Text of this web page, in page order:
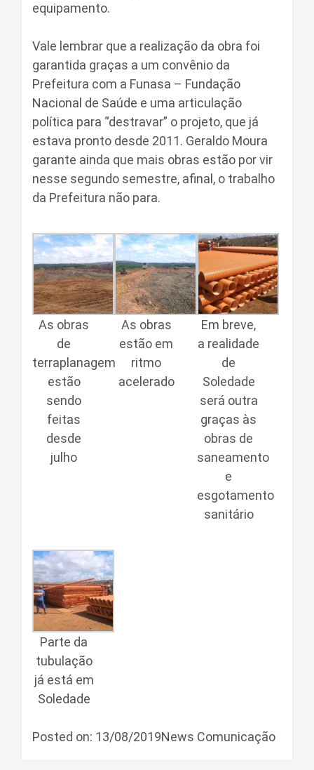
equipamento.
Vale lembrar que a realização da obra foi
garantida graças a um convênio da
Prefeitura com a Funasa – Fundação
Nacional de Saúde e uma articulação
política para “destravar” o projeto, que já
estava pronto desde 2011. Geraldo Moura
garante ainda que mais obras estão por vir
nesse segundo semestre, afinal, o trabalho
da Prefeitura não para.
As obras
de
terraplanagem
estão
sendo
feitas
desde
julho
As obras
estão em
ritmo
acelerado
Em breve,
a realidade
de
Soledade
será outra
graças às
obras de
saneamento
e
esgotamento
sanitário
Parte da
tubulação
já está em
Soledade
Posted on: 13/08/2019News Comunicação